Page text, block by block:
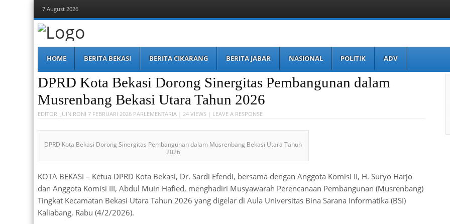
7 August 2026
Berita Bekasi
Mudah Melihat Bekasi
Menu
content
HOME BERITA BEKASI BERITA CIKARANG BERITA JABAR NASIONAL POLITIK ADV
DPRD Kota Bekasi Dorong Sinergitas Pembangunan dalam
Musrenbang Bekasi Utara Tahun 2026
EDITOR: JUIN RONI 7 FEBRUARI 2026 PARLEMENTARIA| 24 VIEWS | LEAVE A RESPONSE
DPRD Kota Bekasi Dorong Sinergitas Pembangunan dalam Musrenbang Bekasi Utara Tahun
2026
KOTA BEKASI – Ketua DPRD Kota Bekasi, Dr. Sardi Efendi, bersama dengan Anggota Komisi II, H. Suryo Harjo
dan Anggota Komisi III, Abdul Muin Hafied, menghadiri Musyawarah Perencanaan Pembangunan (Musrenbang)
Tingkat Kecamatan Bekasi Utara Tahun 2026 yang digelar di Aula Universitas Bina Sarana Informatika (BSI)
Kaliabang, Rabu (4/2/2026).